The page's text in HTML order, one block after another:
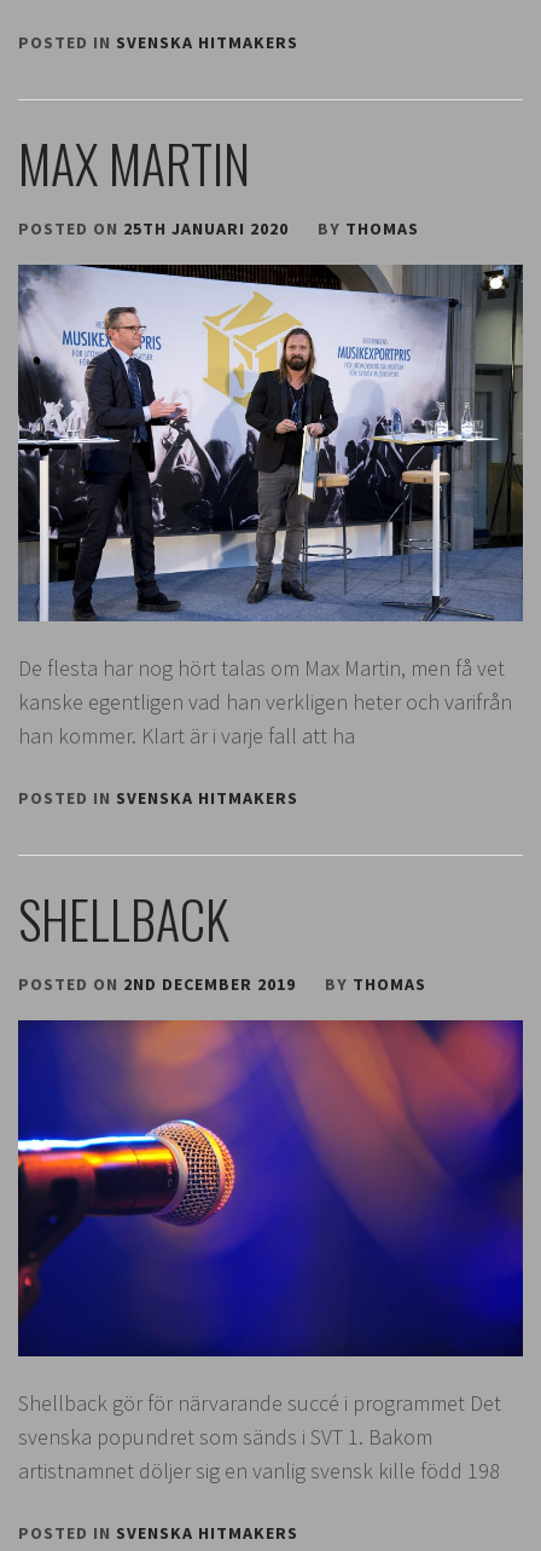
POSTED IN SVENSKA HITMAKERS
MAX MARTIN
POSTED ON 25TH JANUARI 2020 BY THOMAS
De flesta har nog hört talas om Max Martin, men få vet
kanske egentligen vad han verkligen heter och varifrån
han kommer. Klart är i varje fall att ha
POSTED IN SVENSKA HITMAKERS
SHELLBACK
POSTED ON 2ND DECEMBER 2019 BY THOMAS
Shellback gör för närvarande succé i programmet Det
svenska popundret som sänds i SVT 1. Bakom
artistnamnet döljer sig en vanlig svensk kille född 198
POSTED IN SVENSKA HITMAKERS